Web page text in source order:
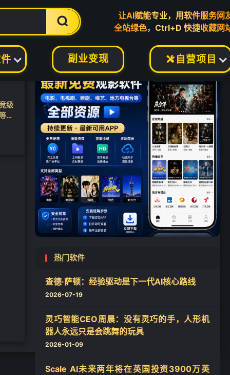

让AI赋能专业，用软件服务网
全站绿色，Ctrl+D 快捷收藏网
副业变现  自营项目
章
级
种
热门软件
查德·萨顿：经验驱动是下一代AI核心路线
2026-07-19
灵巧智能CEO周晨：没有灵巧的手，人形机
器人永远只是会跳舞的玩具
2026-01-09
Scale AI未来两年将在英国投资3900万英